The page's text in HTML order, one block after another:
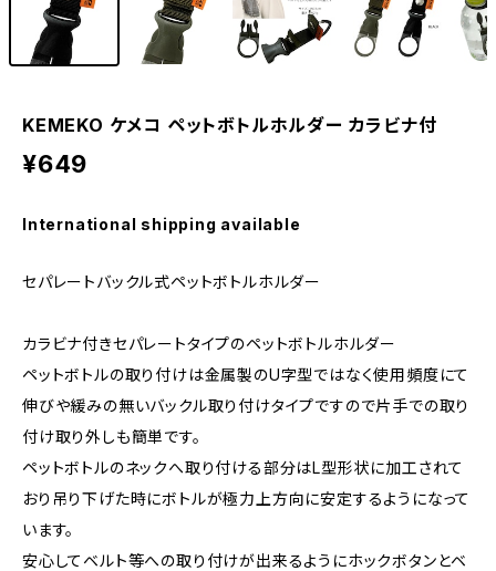
KEMEKO ケメコ ペットボトルホルダー カラビナ付
¥649
International shipping available
セパレートバックル式ペットボトルホルダー
カラビナ付きセパレートタイプのペットボトルホルダー
ペットボトルの取り付けは金属製のU字型ではなく使用頻度にて
伸びや緩みの無いバックル取り付けタイプですので片手での取り
付け取り外しも簡単です。
ペットボトルのネックへ取り付ける部分はL型形状に加工されて
おり吊り下げた時にボトルが極力上方向に安定するようになって
います。
安心してベルト等への取り付けが出来るようにホックボタンとベ